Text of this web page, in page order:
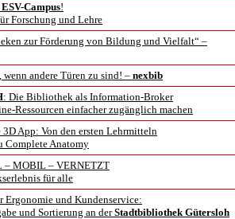
ESV-Campus!
Forschung und Lehre
zur Förderung von Bildung und Vielfalt“ –
andere Türen zu sind! – nexbib
: Die Bibliothek als Information-Broker
Ressourcen einfacher zugänglich machen
3D App: Von den ersten Lehrmitteln
Complete Anatomy
– MOBIL – VERNETZT
für alle
Ergonomie und Kundenservice:
und Sortierung an derStadtbibliothek Gütersloh